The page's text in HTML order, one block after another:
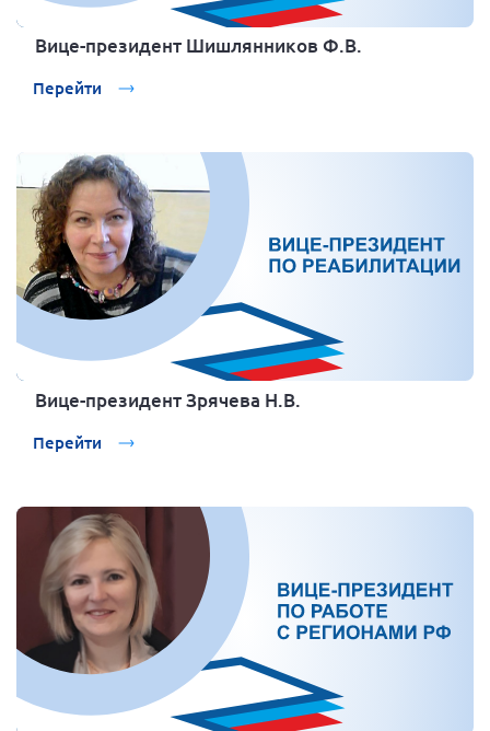
Вице-президент Шишлянников Ф.В.
Перейти
Вице-президент Зрячева Н.В.
Перейти